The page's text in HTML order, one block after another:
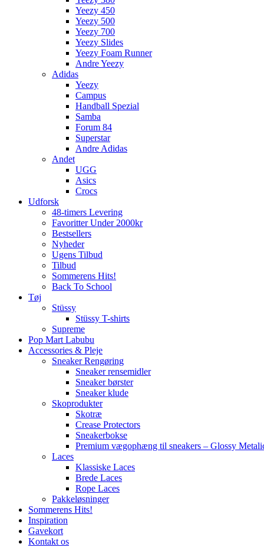
Yeezy 450
Yeezy 500
Yeezy 700
Yeezy Slides
Yeezy Foam Runner
Andre Yeezy
Adidas
Yeezy
Campus
Handball Spezial
Samba
Forum 84
Superstar
Andre Adidas
Andet
UGG
Asics
Crocs
Udforsk
48-timers Levering
Favoritter Under 2000kr
Bestsellers
Nyheder
Ugens Tilbud
Tilbud
Sommerens Hits!
Back To School
Tøj
Stüssy
Stüssy T-shirts
Supreme
Pop Mart Labubu
Accessories & Pleje
Sneaker Rengøring
Sneaker rensemidler
Sneaker børster
Sneaker klude
Skoprodukter
Skotræ
Crease Protectors
Sneakerbokse
Premium vægophæng til sneakers – Glossy
Laces
Klassiske Laces
Brede Laces
Rope Laces
Pakkeløsninger
Sommerens Hits!
Inspiration
Gavekort
Kontakt os